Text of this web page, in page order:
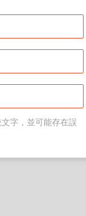
字，並可能存在誤